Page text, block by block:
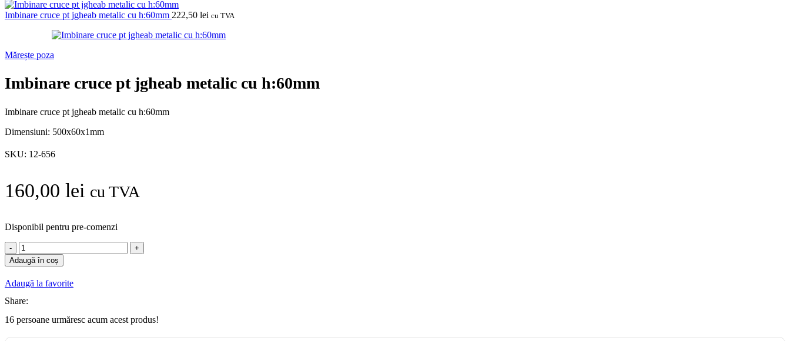
Imbinare cruce pt jgheab metalic cu h:60mm 222,50 lei cu TVA
Mărește poza
Imbinare cruce pt jgheab metalic cu h:60mm
Imbinare cruce pt jgheab metalic cu h:60mm
Dimensiuni: 500x60x1mm
SKU: 12-656
160,00 lei cu TVA
Disponibil pentru pre-comenzi
Cantitate
Imbinare
cruce
jgheab
metalic
h:60mm
Adaugă în coș
Adaugă la favorite
Share:
16 persoane urmăresc acum acest produs!